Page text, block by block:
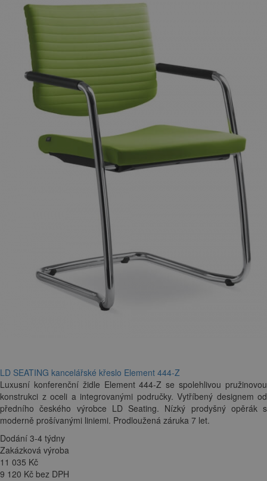
LD SEATING kancelářské křeslo Element 444-Z
Luxusní konferenční židle Element 444-Z se spolehlivou pružinovou
konstrukci z oceli a integrovanými područky. Vytříbený designem od
předního českého výrobce LD Seating. Nízký prodyšný opěrák s
moderně prošívanými liniemi. Prodloužená záruka 7 let.
Dodání 3-4 týdny
Zakázková výroba
11 035 Kč
9 120 Kč bez DPH